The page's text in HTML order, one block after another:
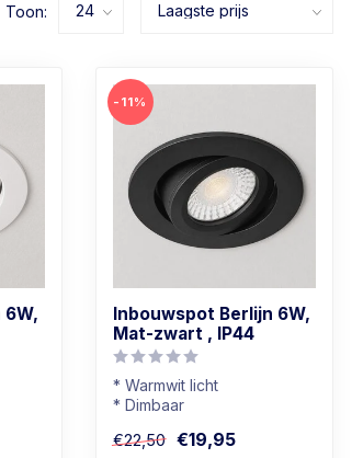
Toon:
-11%
Inbouwspot Berlijn 6W,
Mat-zwart , IP44
* Warmwit licht
* Dimbaar
* In mat-zwarte kleur
€22,50 €19,95